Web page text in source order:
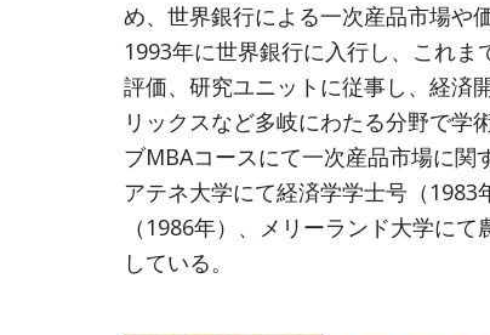
め、世界銀行による一次産品市場や
1993年に世界銀行に入行し、これま
評価、研究ユニットに従事し、経済
リックスなど多岐にわたる分野で学
ブMBAコースにて一次産品市場に関
アテネ大学にて経済学学士号（
（1986年）、メリーランド大学に
している。